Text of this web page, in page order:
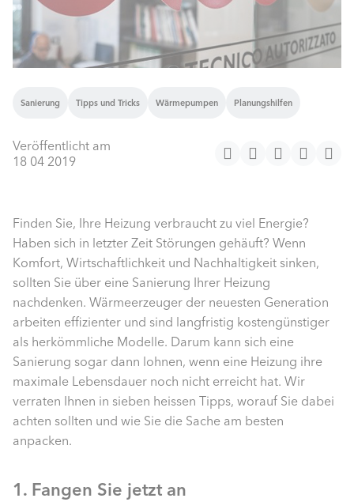
Sanierung Tipps und Tricks Wärmepumpen Planungshilfen
Veröffentlicht am
18 04 2019
Finden Sie, Ihre Heizung verbraucht zu viel Energie?
Haben sich in letzter Zeit Störungen gehäuft? Wenn
Komfort, Wirtschaftlichkeit und Nachhaltigkeit sinken,
sollten Sie über eine Sanierung Ihrer Heizung
nachdenken. Wärmeerzeuger der neuesten Generation
arbeiten effizienter und sind langfristig kostengünstiger
als herkömmliche Modelle. Darum kann sich eine
Sanierung sogar dann lohnen, wenn eine Heizung ihre
maximale Lebensdauer noch nicht erreicht hat. Wir
verraten Ihnen in sieben heissen Tipps, worauf Sie dabei
achten sollten und wie Sie die Sache am besten
anpacken.
1. Fangen Sie jetzt an